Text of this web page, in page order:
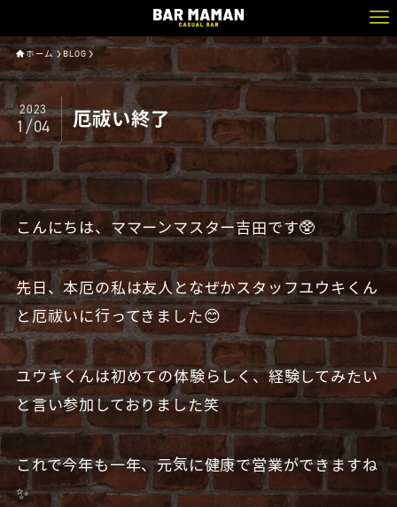
ホーム BLOG
厄祓い終了
2023
1/04
こんにちは、ママーンマスター吉田です🥸
先日、本厄の私は友人となぜかスタッフユウキくん
と厄祓いに行ってきました😊
ユウキくんは初めての体験らしく、経験してみたい
と言い参加しておりました笑
これで今年も一年、元気に健康で営業ができますね
✨